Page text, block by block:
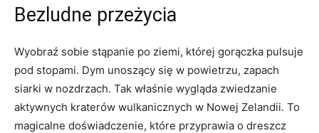
Bezludne przeżycia
Wyobraź sobie stąpanie po ziemi, której ⁣gorączka pulsuje
pod stopami. Dym⁤ unoszący się‍ w powietrzu, zapach
siarki w nozdrzach. Tak właśnie wygląda zwiedzanie
aktywnych ⁢kraterów wulkanicznych w Nowej Zelandii. To
magicalne doświadczenie, które ⁣przyprawia o dreszcz